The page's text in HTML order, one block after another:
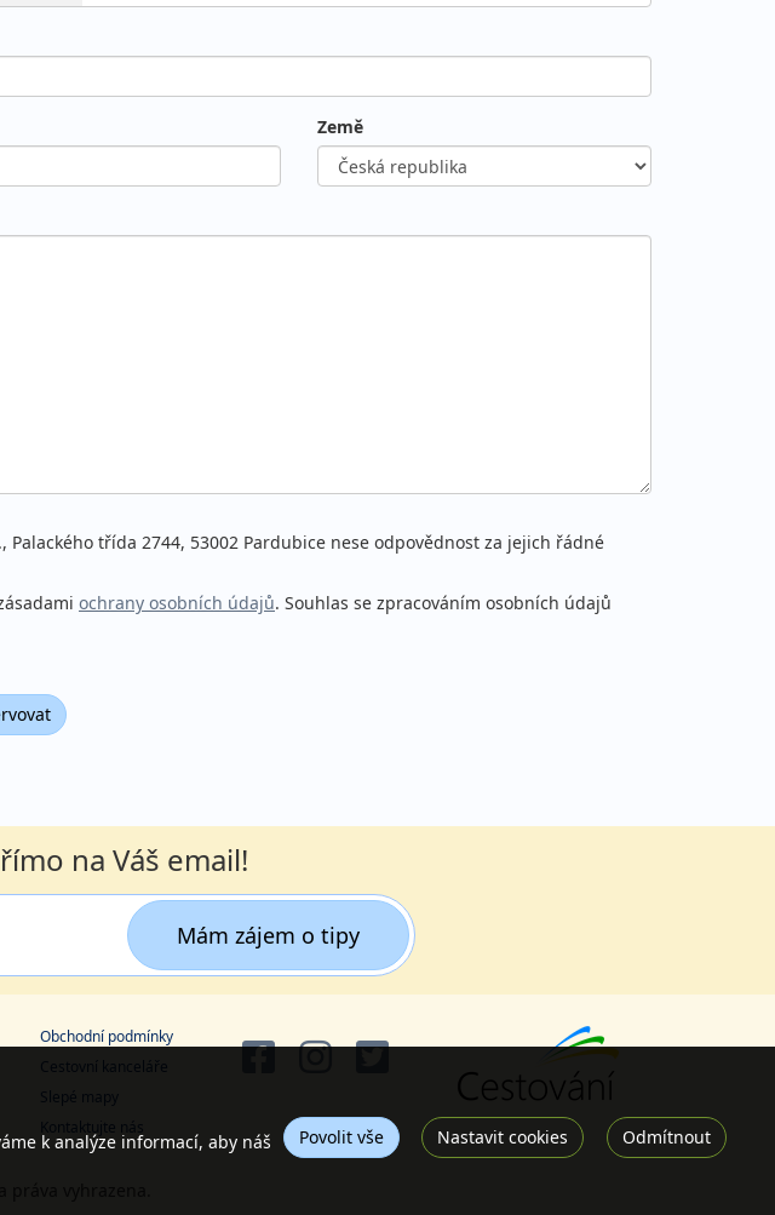
Země
třída 2744, 53002 Pardubice nese odpovědnost za jejich řádné
ochrany osobních údajů. Souhlas se zpracováním osobních údajů
na Váš email!
Mám zájem o tipy
Obchodní podmínky
Cestovní kanceláře
Slepé mapy
Kontaktujte nás
k analýze informací, aby náš
Povolit vše Nastavit cookies Odmítnout